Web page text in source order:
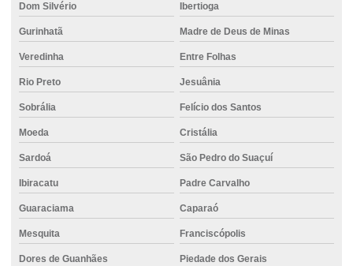
Dom Silvério Ibertioga
Gurinhatã Madre de Deus de Minas
Veredinha Entre Folhas
Rio Preto Jesuânia
Sobrália Felício dos Santos
Moeda Cristália
Sardoá São Pedro do Suaçuí
Ibiracatu Padre Carvalho
Guaraciama Caparaó
Mesquita Franciscópolis
Dores de Guanhães Piedade dos Gerais